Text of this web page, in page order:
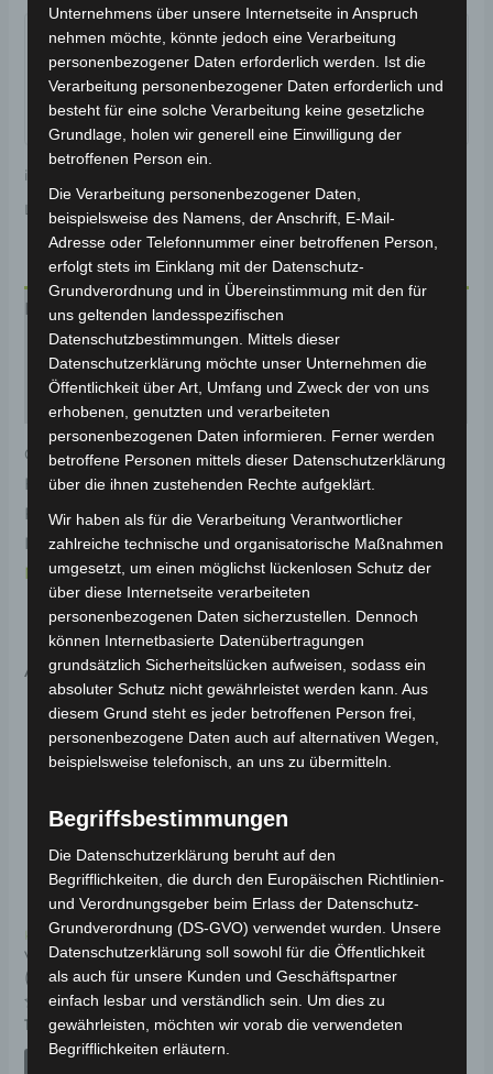
Garantiert sicherer Checkout
inkl. 19 % MwSt.
Lieferzeit: Versandfertig innerhalb 24 Stunden*
Beschreibung
Produktsicherheit
Original-Ersatzteil für den Elektro-Scooter VS2.
Hintere trommelbremse-set für optimale
Funktionalität und Haltbarkeit. Weitere
Informationen zum Fahrzeug findest du hier:Volta
Motor Elektro-Scooter VS2.
Ähnliche Produkte
Kostenloser Versand
VS2 SCHWINGENWELLE
(M12*235)
Bewertet
mit
0
19,00€ *
Kostenloser Versand
VS2 SITZSCHLOSSKABEL
Bewertet
mit
0
19,00€ *
Unternehmens über unsere Internetseite in Anspruch
nehmen möchte, könnte jedoch eine Verarbeitung
personenbezogener Daten erforderlich werden. Ist die
Verarbeitung personenbezogener Daten erforderlich und
besteht für eine solche Verarbeitung keine gesetzliche
Grundlage, holen wir generell eine Einwilligung der
betroffenen Person ein.
Die Verarbeitung personenbezogener Daten,
beispielsweise des Namens, der Anschrift, E-Mail-
Adresse oder Telefonnummer einer betroffenen Person,
erfolgt stets im Einklang mit der Datenschutz-
Grundverordnung und in Übereinstimmung mit den für
uns geltenden landesspezifischen
Datenschutzbestimmungen. Mittels dieser
Datenschutzerklärung möchte unser Unternehmen die
Öffentlichkeit über Art, Umfang und Zweck der von uns
erhobenen, genutzten und verarbeiteten
personenbezogenen Daten informieren. Ferner werden
betroffene Personen mittels dieser Datenschutzerklärung
über die ihnen zustehenden Rechte aufgeklärt.
Wir haben als für die Verarbeitung Verantwortlicher
zahlreiche technische und organisatorische Maßnahmen
umgesetzt, um einen möglichst lückenlosen Schutz der
über diese Internetseite verarbeiteten
personenbezogenen Daten sicherzustellen. Dennoch
können Internetbasierte Datenübertragungen
grundsätzlich Sicherheitslücken aufweisen, sodass ein
absoluter Schutz nicht gewährleistet werden kann. Aus
diesem Grund steht es jeder betroffenen Person frei,
personenbezogene Daten auch auf alternativen Wegen,
beispielsweise telefonisch, an uns zu übermitteln.
Begriffsbestimmungen
Die Datenschutzerklärung beruht auf den
Begrifflichkeiten, die durch den Europäischen Richtlinien-
und Verordnungsgeber beim Erlass der Datenschutz-
Grundverordnung (DS-GVO) verwendet wurden. Unsere
Datenschutzerklärung soll sowohl für die Öffentlichkeit
als auch für unsere Kunden und Geschäftspartner
einfach lesbar und verständlich sein. Um dies zu
gewährleisten, möchten wir vorab die verwendeten
Begrifflichkeiten erläutern.